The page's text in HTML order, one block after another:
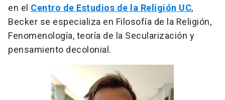
en el Centro de Estudios de la Religión UC,
Becker se especializa en Filosofía de la Religión,
Fenomenología, teoría de la Secularización y
pensamiento decolonial.